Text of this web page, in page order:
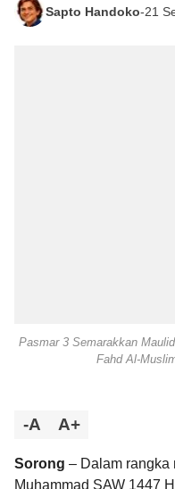
Sapto Handoko-21
Pasmar 3 Semarakkan
Fahd Al-
-A A+
Sorong – Dalam rangka
Muhammad SAW 1447